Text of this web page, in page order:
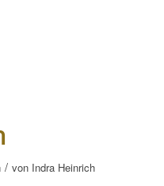
/ von Indra Heinrich